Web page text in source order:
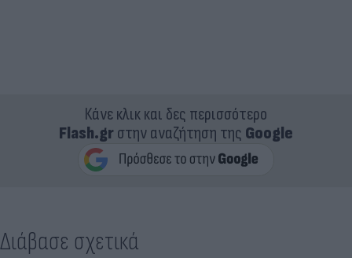
Κάνε κλικ και δες περισσότερο
Flash.grστην αναζήτηση της Google
Διάβασε σχετικά